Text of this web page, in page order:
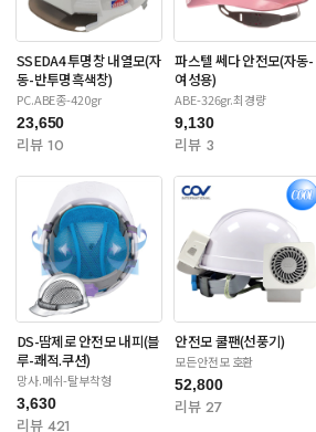
SSEDA4 투명창 내열모(자
동-반투명흑색창)
PC.ABE종-420gr
23,650
리뷰 10
파스텔 쎄다 안전모(자동-
여성용)
ABE-326gr.최경량
9,130
리뷰 3
DS-땀제로 안전모 내피(블
루-쾌적.쿠션)
망사.메쉬-탈부착형
3,630
리뷰 421
안전모 쿨팬(선풍기)
모든안전모 호환
52,800
리뷰 27